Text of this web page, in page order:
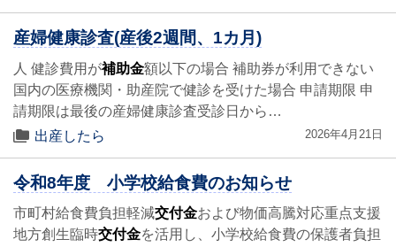
産婦健康診査(産後2週間、1カ月)
人 健診費用が補助金額以下の場合 補助券が利用できない
国内の医療機関・助産院で健診を受けた場合 申請期限 申
請期限は最後の産婦健康診査受診日から…
出産したら
2026年4月21日
令和8年度 小学校給食費のお知らせ
市町村給食費負担軽減交付金および物価高騰対応重点支援
地方創生臨時交付金を活用し、小学校給食費の保護者負担